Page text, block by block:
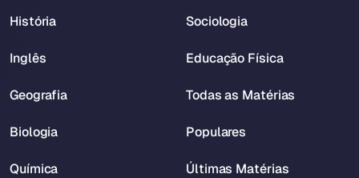
História
Inglês
Geografia
Biologia
Química
Sociologia
Educação Física
Todas as Matérias
Populares
Últimas Matérias